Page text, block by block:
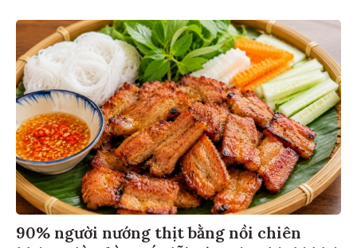
90% người nướng thịt bằng nồi chiên